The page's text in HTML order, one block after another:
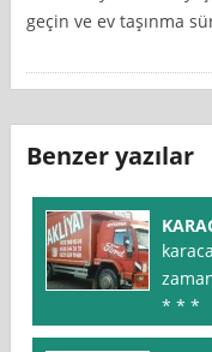
geçin ve ev taşınma
Benzer yazılar
* * *